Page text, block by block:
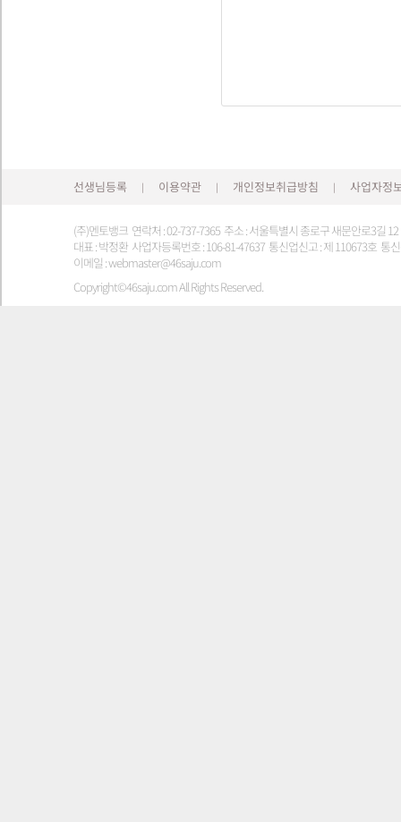
선생님등록 | 이용약관 | 개인정보취급방침 | 사업자정
(주)멘토뱅크 연락처 : 02-737-7365 주소 : 서울특별시 종로구 새문안로3길
대표 : 박정환 사업자등록번호 : 106-81-47637 통신업신고 : 제 110673호 통
이메일 : webmaster@46saju.com
Copyright©46saju.com All Rights Reserved.